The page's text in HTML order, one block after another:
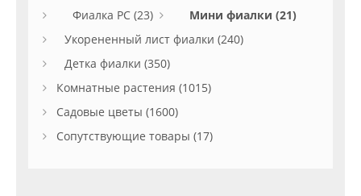
Фиалка РС (23)
Мини фиалки (21)
Укорененный лист фиалки (240)
Детка фиалки (350)
Комнатные растения (1015)
Садовые цветы (1600)
Сопутствующие товары (17)